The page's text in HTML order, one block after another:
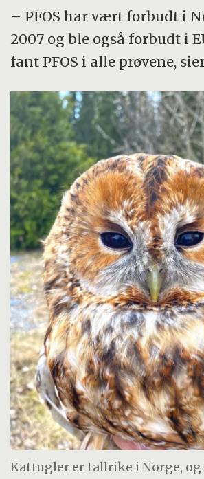
– PFOS har vært forbudt i
2007 og ble også forbudt i
fant PFOS i alle prøvene,
Kattugler er tallrike i Norge,